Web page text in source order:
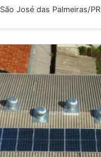
São José das Palmeiras/PR